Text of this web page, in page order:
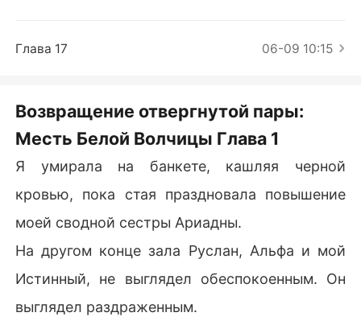
Он заявил, что моя боль - это лживая жажда вниман
Я ушла умирать в одиночестве в дешевом мотеле, к
орчась от яда, который «добрая» сестра подсыпала
Мои родители считали меня дефектным позором се
бнимал мою убийцу.
авленные мной доказательства отравления дошли д
о Руслана, заставив его выть от отчаяния над моим
Глава 17 06-09 10:15
Возвращение отвергнутой пары:
Месть Белой Волчицы Глава 1
Я умирала на банкете, кашляя черной
кровью, пока стая праздновала повышение
моей сводной сестры Ариадны.
На другом конце зала Руслан, Альфа и мой
Истинный, не выглядел обеспокоенным. Он
выглядел раздраженным.